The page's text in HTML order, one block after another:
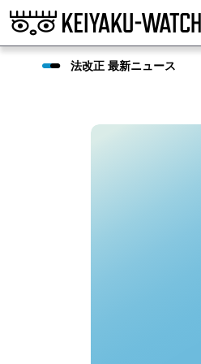
法改正 最新ニュース